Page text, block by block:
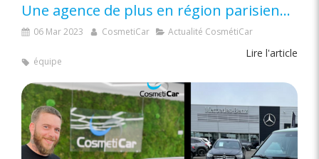
Une agence de plus en région parisienne : CosmétiCar Aulnay-sous-Bois !
06 Mar 2023 CosmetiCar Actualité CosmétiCar
Lire l'article
équipe